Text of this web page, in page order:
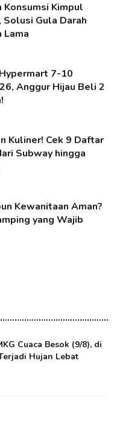
Konsumsi Kimpul
Solusi Gula Darah
Lama
7-10
Anggur Hijau Beli 2
Kuliner! Cek 9 Daftar
Subway hingga
Kewanitaan Aman?
yang Wajib
Cuaca Besok (9/8), di
Hujan Lebat